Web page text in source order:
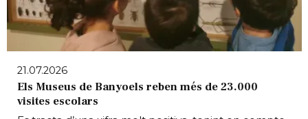
21.07.2026
Els Museus de Banyoels reben més de 23.000
visites escolars